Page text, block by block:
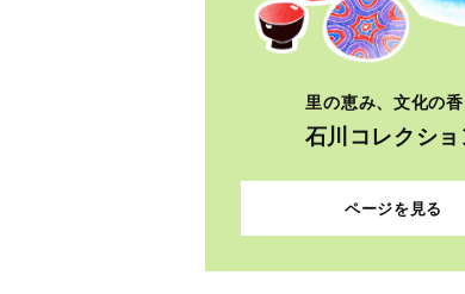
里の恵み、文化の香
石川コレクショ
ページを見る